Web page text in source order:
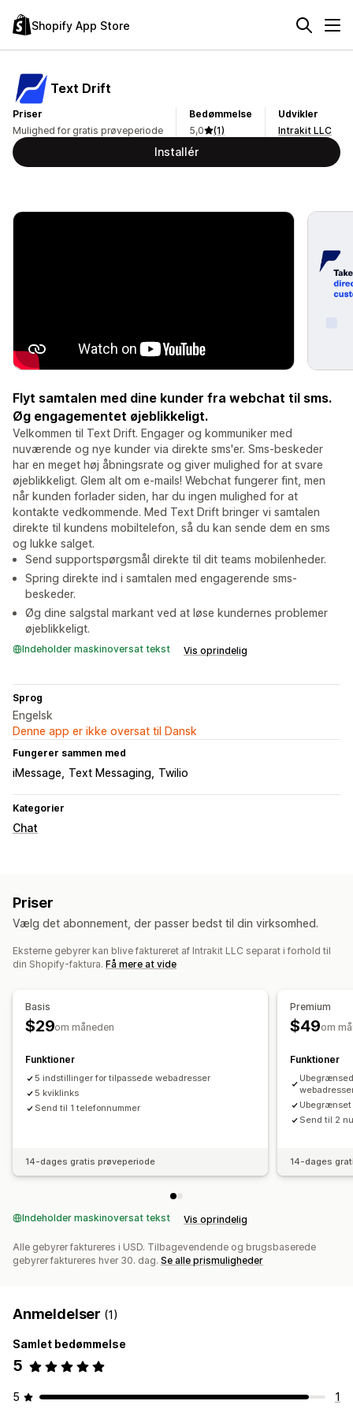
Shopify App Store
Text Drift
Priser
Mulighed for gratis prøveperiode
Bedømmelse
5,0
(1)
Udvikler
Intrakit LLC
Installér
Flyt samtalen med dine kunder fra webchat til sms.
Øg engagementet øjeblikkeligt.
Velkommen til Text Drift. Engager og kommuniker med
nuværende og nye kunder via direkte sms'er. Sms-beskeder
har en meget høj åbningsrate og giver mulighed for at svare
øjeblikkeligt. Glem alt om e-mails! Webchat fungerer fint, men
når kunden forlader siden, har du ingen mulighed for at
kontakte vedkommende. Med Text Drift bringer vi samtalen
direkte til kundens mobiltelefon, så du kan sende dem en sms
og lukke salget.
Send supportspørgsmål direkte til dit teams mobilenheder.
Spring direkte ind i samtalen med engagerende sms-
beskeder.
Øg dine salgstal markant ved at løse kundernes problemer
øjeblikkeligt.
Indeholder maskinoversat tekst Vis oprindelig
Sprog
Engelsk
Denne app er ikke oversat til Dansk
Fungerer sammen med
iMessage Text Messaging Twilio
Kategorier
Chat
Priser
Vælg det abonnement, der passer bedst til din virksomhed.
Eksterne gebyrer kan blive faktureret af Intrakit LLC separat i forhold til
din Shopify-faktura. Få mere at vide
Basis
$29om måneden
Funktioner
5 indstillinger for tilpassede webadresser
5 kviklinks
Send til 1 telefonnummer
14-dages gratis prøveperiode
Premium
$49om
Funktioner
Send til 2
14-dages
Indeholder maskinoversat tekst Vis oprindelig
Alle gebyrer faktureres i USD. Tilbagevendende og brugsbaserede
gebyrer faktureres hver 30. dag. Se alle prismuligheder
Anmeldelser (1)
Samlet bedømmelse
5
5 1